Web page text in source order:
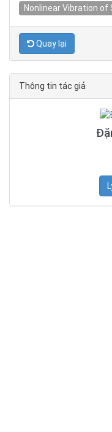
Nonlinear Vibration of
Quay lại
Thông tin tác giả